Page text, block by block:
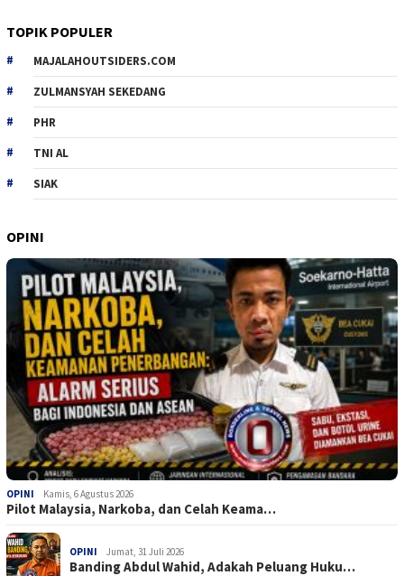
TOPIK POPULER
MAJALAHOUTSIDERS.COM
ZULMANSYAH SEKEDANG
PHR
TNI AL
SIAK
OPINI
OPINI Kamis, 6 Agustus 2026
Pilot Malaysia, Narkoba, dan Celah Keama…
OPINI Jumat, 31 Juli 2026
Banding Abdul Wahid, Adakah Peluang Huku…